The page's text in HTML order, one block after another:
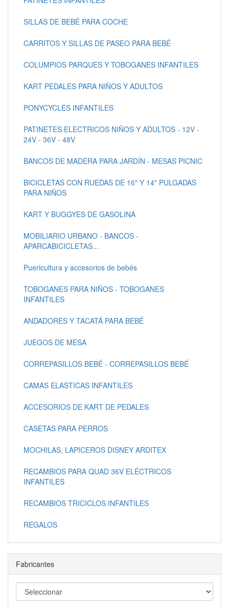
SILLAS DE BEBÉ PARA COCHE
CARRITOS Y SILLAS DE PASEO PARA BEBÉ
COLUMPIOS PARQUES Y TOBOGANES INFANTILES
KART PEDALES PARA NIÑOS Y ADULTOS
PONYCYCLES INFANTILES
PATINETES ELECTRICOS NIÑOS Y ADULTOS - 12V -
24V - 36V - 48V
BANCOS DE MADERA PARA JARDÍN - MESAS PICNIC
BICICLETAS CON RUEDAS DE 16" Y 14" PULGADAS
PARA NIÑOS
KART Y BUGGYES DE GASOLINA
MOBILIARIO URBANO - BANCOS -
APARCABICICLETAS...
Puericultura y accesorios de bebés
TOBOGANES PARA NIÑOS - TOBOGANES
INFANTILES
ANDADORES Y TACATÁ PARA BEBÉ
JUEGOS DE MESA
CORREPASILLOS BEBÉ - CORREPASILLOS BEBÉ
CAMAS ELASTICAS INFANTILES
ACCESORIOS DE KART DE PEDALES
CASETAS PARA PERROS
MOCHILAS, LAPICEROS DISNEY ARDITEX
RECAMBIOS PARA QUAD 36V ELÉCTRICOS
INFANTILES
RECAMBIOS TRICICLOS INFANTILES
REGALOS
Fabricantes